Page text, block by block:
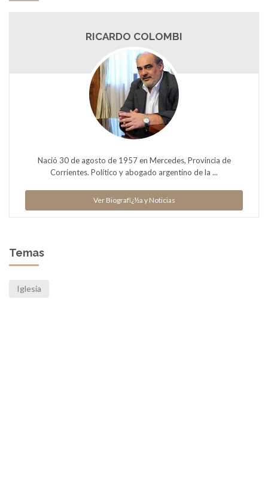
RICARDO COLOMBI
Nació 30 de agosto de 1957 en Mercedes, Provincia de
Corrientes. Político y abogado argentino de la ...
Ver Biografï¿½a y Noticias
Temas
Iglesia